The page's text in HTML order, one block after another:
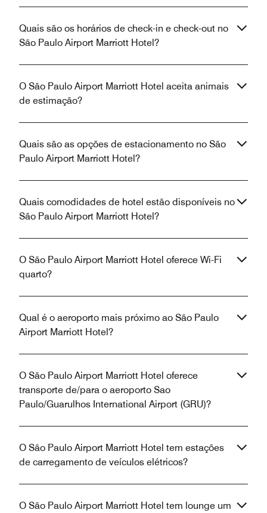
Quais são os horários de check-in e check-out no
São Paulo Airport Marriott Hotel?
O São Paulo Airport Marriott Hotel aceita animais
de estimação?
Quais são as opções de estacionamento no São
Paulo Airport Marriott Hotel?
Quais comodidades de hotel estão disponíveis no
São Paulo Airport Marriott Hotel?
O São Paulo Airport Marriott Hotel oferece Wi-Fi
quarto?
Qual é o aeroporto mais próximo ao São Paulo
Airport Marriott Hotel?
O São Paulo Airport Marriott Hotel oferece
transporte de/para o aeroporto Sao
Paulo/Guarulhos International Airport (GRU)?
O São Paulo Airport Marriott Hotel tem estações
de carregamento de veículos elétricos?
O São Paulo Airport Marriott Hotel tem lounge um